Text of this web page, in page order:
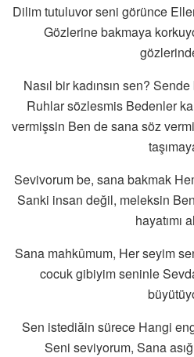
Dilim tutuluvor seni görünce
Gözlerine bakmaya
Nasıl bir kadınsın sen?
Ruhlar sözlesmis Bedenler
vermişsin Ben de sana söz
Sevivorum be, sana bakmak
Sanki insan değil, meleksin
hayatımı
Sana mahkûmum, Her seyim
cocuk gibiyim seninle
Sen istediăin sürece Hangi
Seni seviyorum, Sana